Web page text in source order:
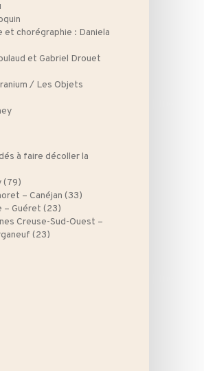
et chorégraphie : Daniela
et Gabriel Drouet
/ Les Objets
à faire décoller la
(79)
– Canéjan (33)
– Guéret (23)
Creuse-Sud-Ouest –
(23)